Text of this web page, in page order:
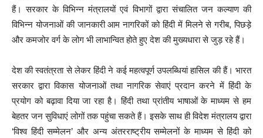
हैं। सरकार के वि‍भि‍न्‍न मंत्रालयों एवं वि‍भागों द्वारा संचालि‍त जन कल्‍याण की
वि‍भि‍न्‍न योजनाओं की जानकारी आम नागरि‍कों को हिंदी में मि‍लने से गरीब, पि‍छड़े
और कमजोर वर्ग के लोग भी लाभान्‍वि‍त होते हुए देश की मुख्‍यधारा से जुड़ रहे हैं।
देश की स्‍वतंत्रता से लेकर हिंदी ने कई महत्‍वपूर्ण उपलब्धियां हासिल की हैं। भारत
सरकार द्वारा विकास योजनाओं तथा नागरिक सेवाएं प्रदान करने में हिंदी के
प्रयोग को बढ़ावा दिया जा रहा है। हिंदी तथा प्रांतीय भाषाओं के माध्यम से हम
बेहतर जन सुविधाएं लोगों तक पहुंचा सकते हैं। इसके साथ ही विदेश मंत्रालय द्वारा
‘विश्व हिंदी सम्मेलन’ और अन्य अंतरराष्ट्रीय सम्मेलनों के माध्यम से हिंदी को